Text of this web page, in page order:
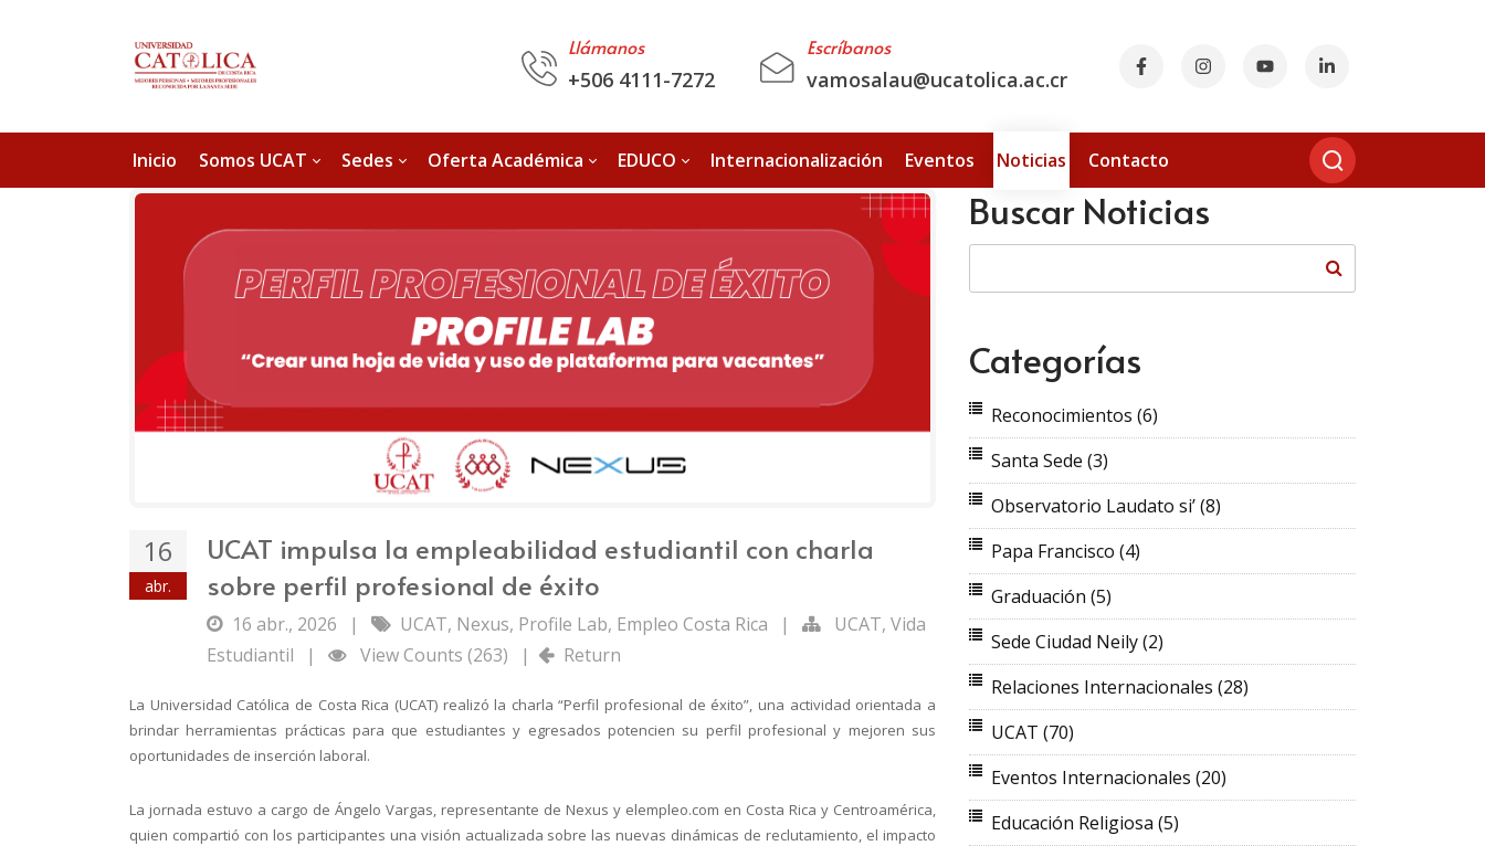
Llámanos
+506 4111-7272
Escríbanos
vamosalau@ucatolica.ac.cr
Inicio Somos UCAT Sedes Oferta Académica EDUCO Internacionalización Eventos Noticias Contacto
16
abr.
UCAT impulsa la empleabilidad estudiantil con charla
sobre perfil profesional de éxito
16 abr., 2026 | UCAT, Nexus, Profile Lab, Empleo Costa Rica | UCAT, Vida
Estudiantil
| View Counts (263) | Return
La Universidad Católica de Costa Rica (UCAT) realizó la charla “Perfil profesional de éxito”, una actividad orientada a
brindar herramientas prácticas para que estudiantes y egresados potencien su perfil profesional y mejoren sus
oportunidades de inserción laboral.
La jornada estuvo a cargo de Ángelo Vargas, representante de Nexus y elempleo.com en Costa Rica y Centroamérica,
quien compartió con los participantes una visión actualizada sobre las nuevas dinámicas de reclutamiento, el impacto
Buscar Noticias
Categorías
Reconocimientos (6)
Santa Sede (3)
Observatorio Laudato si’(8)
Papa Francisco (4)
Graduación (5)
Sede Ciudad Neily(2)
Relaciones Internacionales (28)
UCAT (70)
Eventos Internacionales (20)
Educación Religiosa (5)